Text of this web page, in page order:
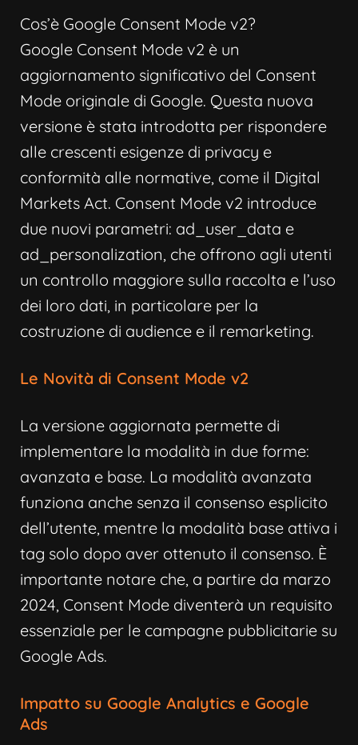
Cos’è Google Consent Mode v2?
Google Consent Mode v2 è un
aggiornamento significativo del Consent
Mode originale di Google. Questa nuova
versione è stata introdotta per rispondere
alle crescenti esigenze di privacy e
conformità alle normative, come il Digital
Markets Act. Consent Mode v2 introduce
due nuovi parametri: ad_user_data e
ad_personalization, che offrono agli utenti
un controllo maggiore sulla raccolta e l’uso
dei loro dati, in particolare per la
costruzione di audience e il remarketing.
Le Novità di Consent Mode v2
La versione aggiornata permette di
implementare la modalità in due forme:
avanzata e base. La modalità avanzata
funziona anche senza il consenso esplicito
dell’utente, mentre la modalità base attiva i
tag solo dopo aver ottenuto il consenso. È
importante notare che, a partire da marzo
2024, Consent Mode diventerà un requisito
essenziale per le campagne pubblicitarie su
Google Ads.
Impatto su Google Analytics e Google
Ads